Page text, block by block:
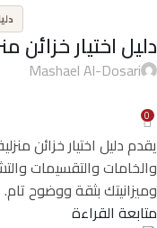
دليل اختيار
Mashael Al-Dosari
0
يقدم دليل اختيار خزائن
والخامات والتقسيمات
وميزانيتك بثقة ووضوح تام.
متابعة القراءة